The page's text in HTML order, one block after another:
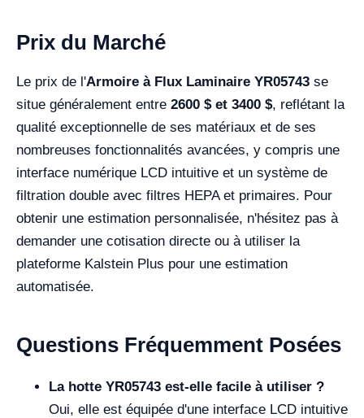
Prix du Marché
Le prix de l'Armoire à Flux Laminaire YR05743 se
situe généralement entre 2600 $ et 3400 $, reflétant la
qualité exceptionnelle de ses matériaux et de ses
nombreuses fonctionnalités avancées, y compris une
interface numérique LCD intuitive et un système de
filtration double avec filtres HEPA et primaires. Pour
obtenir une estimation personnalisée, n'hésitez pas à
demander une cotisation directe ou à utiliser la
plateforme Kalstein Plus pour une estimation
automatisée.
Questions Fréquemment Posées
La hotte YR05743 est-elle facile à utiliser ?
Oui, elle est équipée d'une interface LCD intuitive